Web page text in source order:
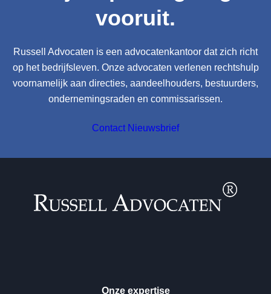
vooruit.
Russell Advocaten is een advocatenkantoor dat zich richt
op het bedrijfsleven. Onze advocaten verlenen rechtshulp
voornamelijk aan directies, aandeelhouders, bestuurders,
ondernemingsraden en commissarissen.
Contact Nieuwsbrief
Onze expertise